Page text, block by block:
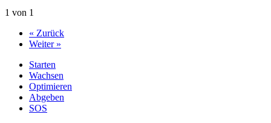
1 von 1
« Zurück
Weiter »
Starten
Wachsen
Optimieren
Abgeben
SOS